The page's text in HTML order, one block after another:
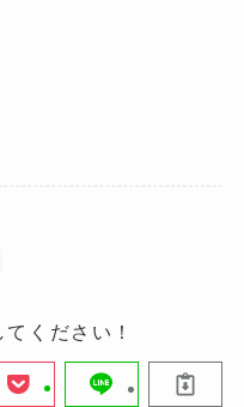
ください！